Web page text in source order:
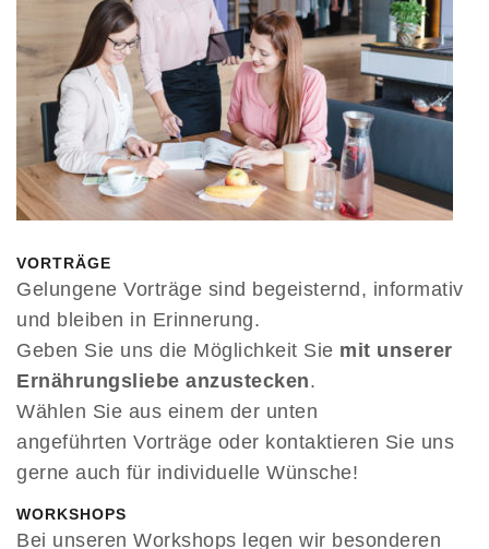
VORTRÄGE
Gelungene Vorträge sind begeisternd, informativ
und bleiben in Erinnerung.
Geben Sie uns die Möglichkeit Sie mit unserer
Ernährungsliebe anzustecken.
Wählen Sie aus einem der unten
angeführten Vorträge oder kontaktieren Sie uns
gerne auch für individuelle Wünsche!
WORKSHOPS
Bei unseren Workshops legen wir besonderen